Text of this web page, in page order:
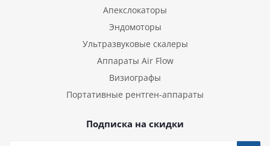
Апекслокаторы
Эндомоторы
Ультразвуковые скалеры
Аппараты Air Flow
Визиографы
Портативные рентген-аппараты
Подписка на скидки